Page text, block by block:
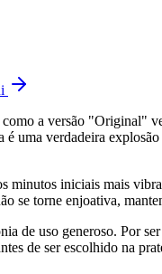
a versão "Original"
uma verdadeira
iniciais mais
se torne enjoativa,
de uso generoso. Por
de ser escolhido na